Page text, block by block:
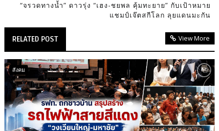
“จรวดทางน้ำ” ดาวรุ่ง “เฮง-ชยพล คุ้มทะยาย” กับเป้าหมาย
แชมป์เจ๊ตสกีโลก ลุยแดนมะกัน
RELATED POST View More
สังคม